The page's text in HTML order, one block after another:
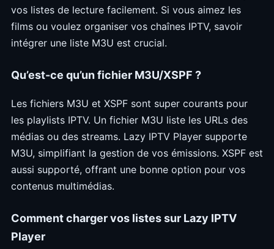
vos listes de lecture facilement. Si vous aimez les
films ou voulez organiser vos chaînes IPTV, savoir
intégrer une liste M3U est crucial.
Qu’est-ce qu’un fichier M3U/XSPF ?
Les fichiers M3U et XSPF sont super courants pour
les playlists IPTV. Un fichier M3U liste les URLs des
médias ou des streams. Lazy IPTV Player supporte
M3U, simplifiant la gestion de vos émissions. XSPF est
aussi supporté, offrant une bonne option pour vos
contenus multimédias.
Comment charger vos listes sur Lazy IPTV
Player